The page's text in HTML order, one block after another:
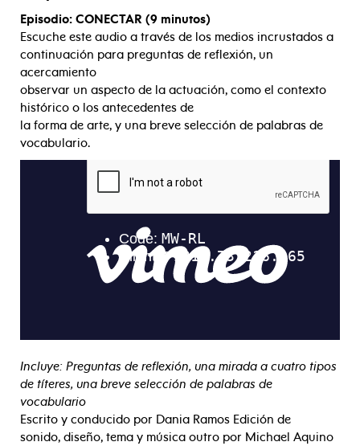
Episodio: CONECTAR (9 minutos)
Escuche este audio a través de los medios incrustados a
continuación para preguntas de reflexión, un
acercamiento
observar un aspecto de la actuación, como el contexto
histórico o los antecedentes de
la forma de arte, y una breve selección de palabras de
vocabulario.
Incluye: Preguntas de reflexión, una mirada a cuatro tipos
de títeres, una breve selección de palabras de
vocabulario
Escrito y conducido por Dania Ramos Edición de
sonido, diseño, tema y música outro por Michael Aquino